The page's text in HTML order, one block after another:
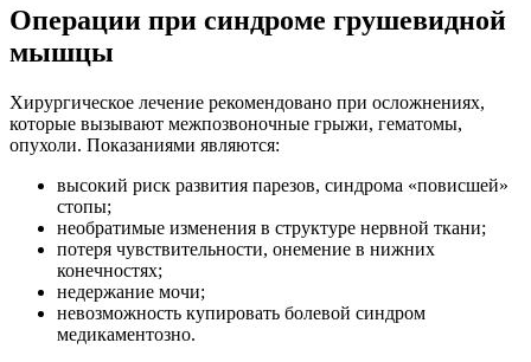
Операции при синдроме грушевидной
мышцы
Хирургическое лечение рекомендовано при осложнениях,
которые вызывают межпозвоночные грыжи, гематомы,
опухоли. Показаниями являются:
высокий риск развития парезов, синдрома «повисшей»
стопы;
необратимые изменения в структуре нервной ткани;
потеря чувствительности, онемение в нижних
конечностях;
недержание мочи;
невозможность купировать болевой синдром
медикаментозно.